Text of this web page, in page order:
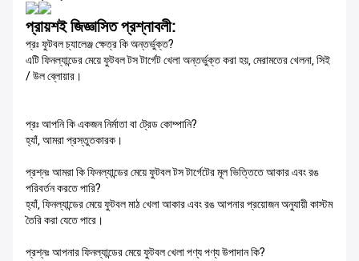
প্রায়শই জিজ্ঞাসিত প্রশ্নাবলী:
প্রঃ ফুটবল চ্যালেঞ্জ ক্ষেত্র কি অন্তর্ভুক্ত?
এটি ফিনল্যান্ডের মেয়ে ফুটবল টস টার্গেট খেলা অন্তর্ভুক্ত করা হয়, মেরামতের খেলনা, সিই
/ উল ব্লোয়ার।
প্রঃ আপনি কি একজন নির্মাতা বা ট্রেড কোম্পানি?
হ্যাঁ, আমরা প্রস্তুতকারক।
প্রশ্নঃ আমরা কি ফিনল্যান্ডের মেয়ে ফুটবল টস টার্গেটের মূল ভিত্তিতে আকার এবং রঙ
পরিবর্তন করতে পারি?
হ্যাঁ, ফিনল্যান্ডের মেয়ে ফুটবল মাঠ খেলা আকার এবং রঙ আপনার প্রয়োজন অনুযায়ী কাস্টম
তৈরি করা যেতে পারে।
প্রশ্নঃ আপনার ফিনল্যান্ডের মেয়ে ফুটবল খেলা পণ্য পণ্য উপাদান কি?